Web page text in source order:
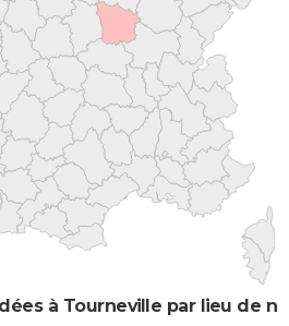
à Tourneville par lieu de